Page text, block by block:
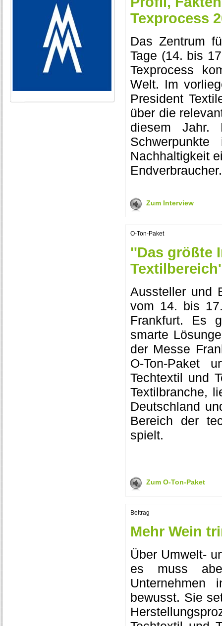
Texprocess
Das Zentrum
Tage (14. bis
Texprocess
Welt. Im
President
über die
diesem
Nachhaltigkeit
Endverbraucher.
Zum Interview
O-Ton-Paket
''Das größte
Aussteller und
vom 14. bis
Frankfurt. Es
smarte
der Messe
O-Ton-Paket
Techtextil und
Textilbranche,
Deutschland
Bereich der
spielt.
Zum O-Ton-Paket
Beitrag
Mehr Wein
Über Umwelt-
es muss
Unternehmen
bewusst. Sie